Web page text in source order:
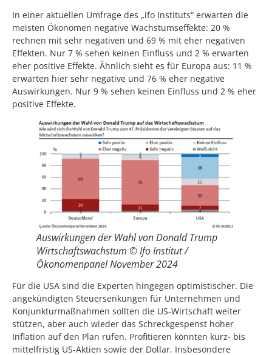
In einer aktuellen Umfrage des „ifo Instituts“ erwarten die
meisten Ökonomen negative Wachstumseffekte: 20 %
rechnen mit sehr negativen und 69 % mit eher negativen
Effekten. Nur 7 % sehen keinen Einfluss und 2 % erwarten
eher positive Effekte. Ähnlich sieht es für Europa aus: 11 %
erwarten hier sehr negative und 76 % eher negative
Auswirkungen. Nur 9 % sehen keinen Einfluss und 2 % eher
positive Effekte.
Auswirkungen der Wahl von Donald Trump
Wirtschaftswachstum © Ifo Institut /
Ökonomenpanel November 2024
Für die USA sind die Experten hingegen optimistischer. Die
angekündigten Steuersenkungen für Unternehmen und
Konjunkturmaßnahmen sollten die US-Wirtschaft weiter
stützen, aber auch wieder das Schreckgespenst hoher
Inflation auf den Plan rufen. Profitieren könnten kurz- bis
mittelfristig US-Aktien sowie der Dollar. Insbesondere